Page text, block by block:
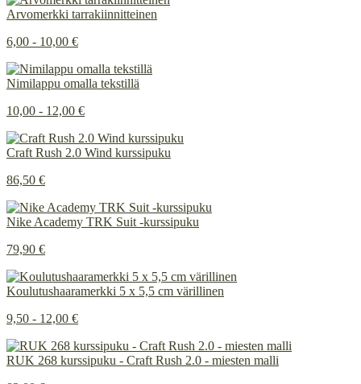
Arvomerkki tarrakiinnitteinen
6,00 - 10,00 €
Nimilappu omalla tekstillä
10,00 - 12,00 €
Craft Rush 2.0 Wind kurssipuku
86,50 €
Nike Academy TRK Suit -kurssipuku
79,90 €
Koulutushaaramerkki 5 x 5,5 cm värillinen
9,50 - 12,00 €
RUK 268 kurssipuku - Craft Rush 2.0 - miesten malli